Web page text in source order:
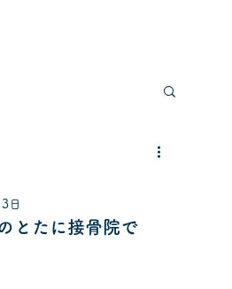
日
とたに接骨院で